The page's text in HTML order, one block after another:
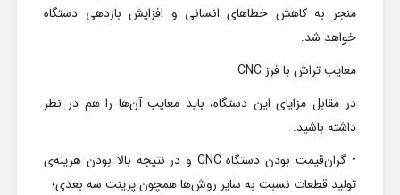
منجر به کاهش خطاهای انسانی و افزایش بازدهی دستگاه
خواهد شد.
معایب تراش با فرز CNC
در مقابل مزایای این دستگاه، باید معایب آن‌ها را هم در نظر
داشته باشید:
• گران‌قیمت بودن دستگاه CNC و در نتیجه بالا بودن هزینه‌ی
تولید قطعات نسبت به سایر روش‌ها همچون پرینت سه بعدی؛